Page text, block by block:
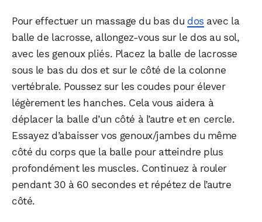
Pour effectuer un massage du bas du dos avec la
balle de lacrosse, allongez-vous sur le dos au sol,
avec les genoux pliés. Placez la balle de lacrosse
sous le bas du dos et sur le côté de la colonne
vertébrale. Poussez sur les coudes pour élever
légèrement les hanches. Cela vous aidera à
déplacer la balle d’un côté à l’autre et en cercle.
Essayez d’abaisser vos genoux/jambes du même
côté du corps que la balle pour atteindre plus
profondément les muscles. Continuez à rouler
pendant 30 à 60 secondes et répétez de l’autre
côté.